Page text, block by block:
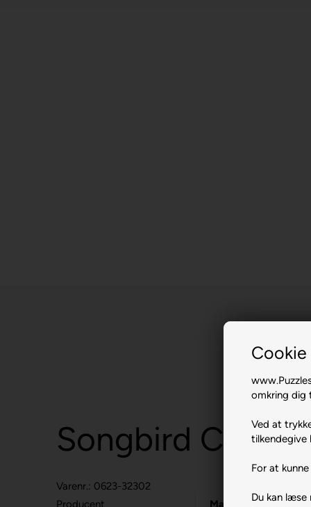
omkring dig
Ved at
tilkendegive
For at
Du kan læse
Songbird
Varenr.: 0623-32302
Producent
MasterPieces